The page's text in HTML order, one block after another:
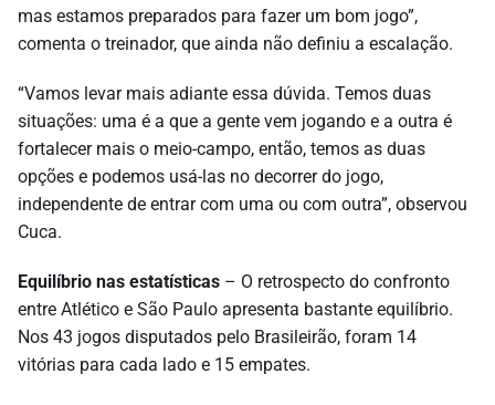
mas estamos preparados para fazer um bom jogo”,
comenta o treinador, que ainda não definiu a escalação.
“Vamos levar mais adiante essa dúvida. Temos duas
situações: uma é a que a gente vem jogando e a outra é
fortalecer mais o meio-campo, então, temos as duas
opções e podemos usá-las no decorrer do jogo,
independente de entrar com uma ou com outra”, observou
Cuca.
Equilíbrio nas estatísticas – O retrospecto do confronto
entre Atlético e São Paulo apresenta bastante equilíbrio.
Nos 43 jogos disputados pelo Brasileirão, foram 14
vitórias para cada lado e 15 empates.